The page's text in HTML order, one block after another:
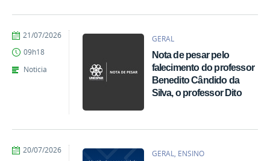
GERAL
Nota de pesar pelo
falecimento do professor
Benedito Cândido da
Silva, o professor Dito
por
Santos
Daum
publicado
21/07/2026
09h18
Noticia
GERAL, ENSINO
por
publicado
20/07/2026